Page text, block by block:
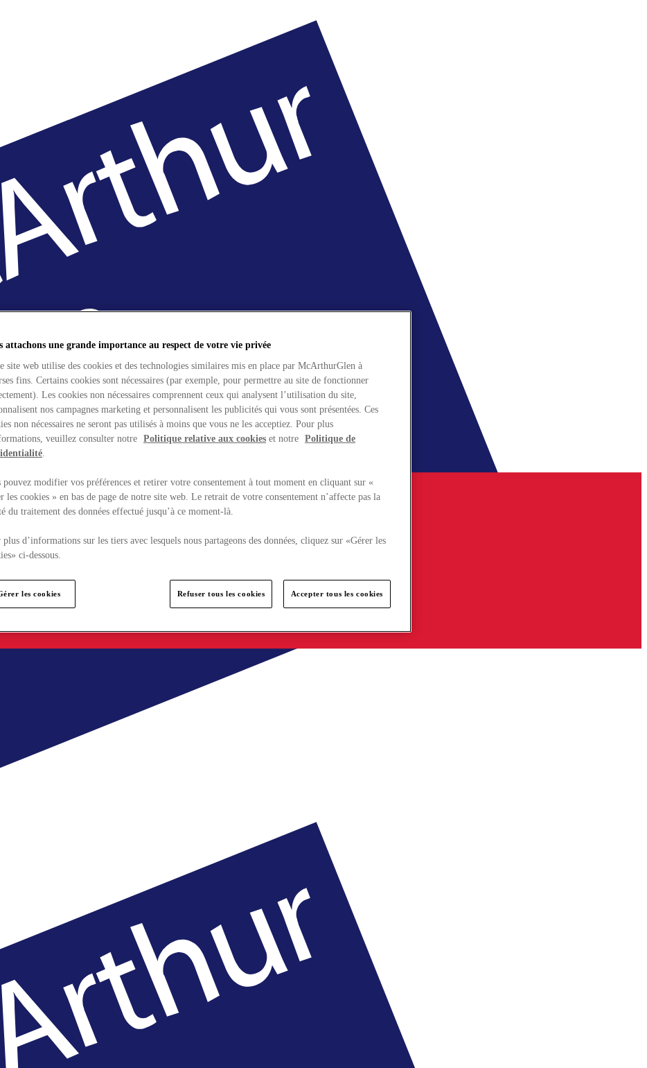
attachons une grande importance au respect de votre vie privée
site web utilise des cookies et des technologies similaires mis en place par McArthurGlen à
fins. Certains cookies sont nécessaires (par exemple, pour permettre au site de fonctionner
Les cookies non nécessaires comprennent ceux qui analysent l’utilisation du site,
nos campagnes marketing et personnalisent les publicités qui vous sont présentées. Ces
non nécessaires ne seront pas utilisés à moins que vous ne les acceptiez. Pour plus
veuillez consulter notre Politique relative aux cookies et notre Politique de
.
pouvez modifier vos préférences et retirer votre consentement à tout moment en cliquant sur «
les cookies » en bas de page de notre site web. Le retrait de votre consentement n’affecte pas la
du traitement des données effectué jusqu’à ce moment-là.
plus d’informations sur les tiers avec lesquels nous partageons des données, cliquez sur «Gérer les
ci-dessous.
les cookies Refuser tous les cookies Accepter tous les cookies